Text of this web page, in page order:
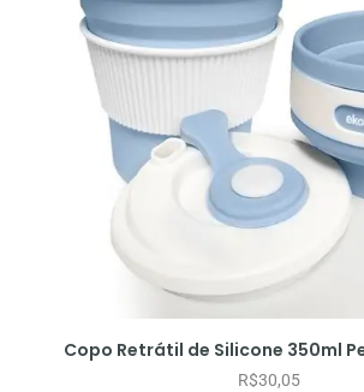
Copo Retrátil de Silicone 350ml
R$30,05